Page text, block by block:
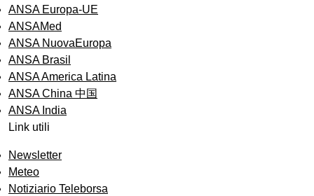
ANSA Europa-UE
ANSAMed
ANSA NuovaEuropa
ANSA Brasil
ANSA America Latina
ANSA China 中国
ANSA India
Link utili
Newsletter
Meteo
Notiziario Teleborsa